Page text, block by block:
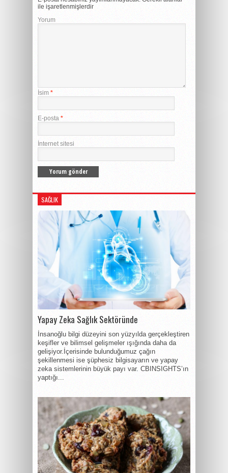
ile işaretlenmişlerdir
Yorum
İsim *
E-posta *
İnternet sitesi
SAĞLIK
Yapay Zeka Sağlık Sektöründe
İnsanoğlu bilgi düzeyini son yüzyılda gerçekleştiren
keşifler ve bilimsel gelişmeler ışığında daha da
gelişiyor.İçerisinde bulunduğumuz çağın
şekillenmesi ise şüphesiz bilgisayarın ve yapay
zeka sistemlerinin büyük payı var. CBINSIGHTS’ın
yaptığı...